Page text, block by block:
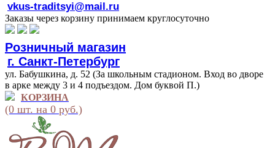
vkus-traditsyi@mail.ru
Заказы через корзину принимаем круглосуточно
Розничный магазин
г. Санкт-Петербург
ул. Бабушкина, д. 52 (За школьным стадионом. Вход во дворе
в арке между 3 и 4 подъездом. Дом буквой П.)
КОРЗИНА
(0 шт. на 0 руб.)